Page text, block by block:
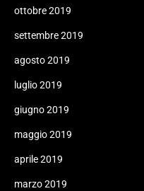
ottobre 2019
settembre 2019
agosto 2019
luglio 2019
giugno 2019
maggio 2019
aprile 2019
marzo 2019